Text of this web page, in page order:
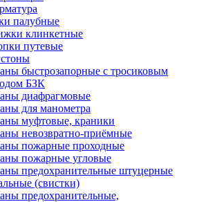
палубные
клинкетные
путевые
быстрозапорные с тросиковым
БЗК
диафрагмовые
для манометра
муфтовые, краники
невозвратно-приёмные
пожарные проходные
пожарные угловые
предохранительные штуцерные
(свистки)
предохранительные,